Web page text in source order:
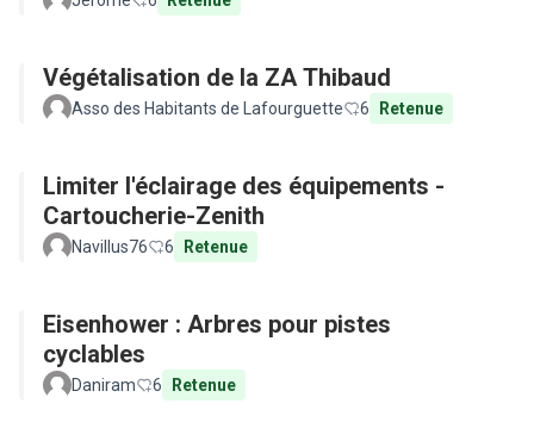
Végétalisation de la ZA Thibaud
Asso des Habitants de Lafourguette 6 Retenue
Limiter l'éclairage des équipements -
Cartoucherie-Zenith
Navillus76 6 Retenue
Eisenhower : Arbres pour pistes
cyclables
Daniram 6 Retenue